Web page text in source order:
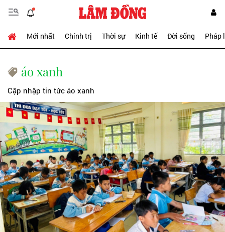
Mới nhất Chính trị Thời sự Kinh tế Đời sống Pháp
áo xanh
Cập nhập tin tức áo xanh